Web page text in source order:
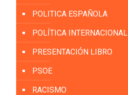
POLITICA ESPAÑOLA
POLÍTICA INTERNACIONAL
PRESENTACIÓN LIBRO
PSOE
RACISMO